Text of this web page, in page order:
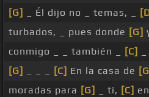
[G]
_ Él dijo no _ temas, _
turbados, _ pues donde [G]
conmigo _ _ también _
[C]
[G]
[C] En la casa de
moradas para [G] _ ti, [C]